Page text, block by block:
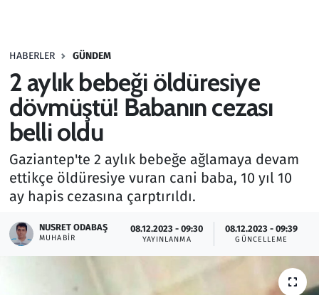
HABERLER GÜNDEM
2 aylık bebeği öldüresiye
dövmüştü! Babanın cezası
belli oldu
Gaziantep'te 2 aylık bebeğe ağlamaya devam
ettikçe öldüresiye vuran cani baba, 10 yıl 10
ay hapis cezasına çarptırıldı.
NUSRET ODABAŞ
MUHABIR
08.12.2023 - 09:30
YAYINLANMA
08.12.2023 - 09:39
GÜNCELLEME
Haber
Kültür Sanat
Kurumsal Haberler
Lezzet Durağı
Memur ve Kamu
Otomobil